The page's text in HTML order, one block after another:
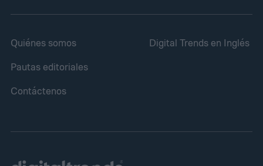
Quiénes somos
Pautas editoriales
Contáctenos
Digital Trends en Inglés